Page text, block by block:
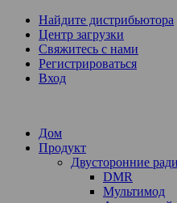
Найдите дистрибьютора
Центр загрузки
Свяжитесь с нами
Регистрироваться
Вход
Дом
Продукт
Двусторонние
DMR
Мультимод